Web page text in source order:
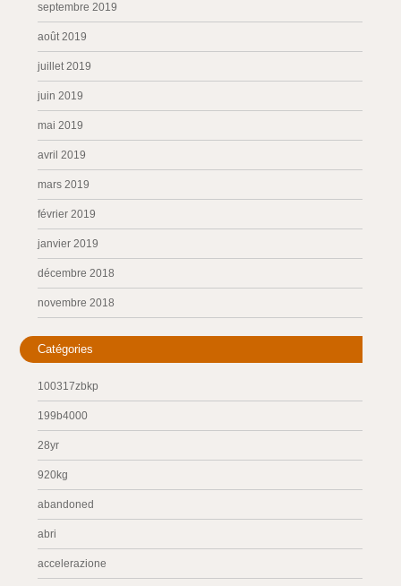
septembre 2019
août 2019
juillet 2019
juin 2019
mai 2019
avril 2019
mars 2019
février 2019
janvier 2019
décembre 2018
novembre 2018
Catégories
100317zbkp
199b4000
28yr
920kg
abandoned
abri
accelerazione